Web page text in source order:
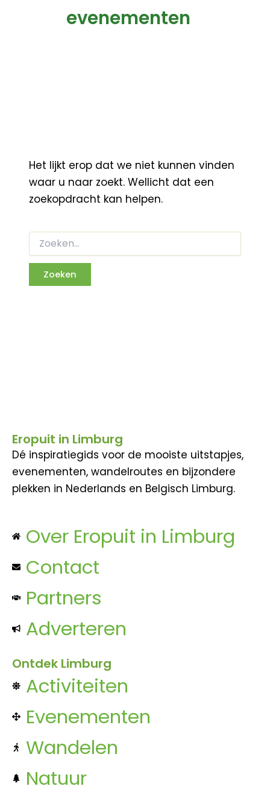
evenementen
Het lijkt erop dat we niet kunnen vinden
waar u naar zoekt. Wellicht dat een
zoekopdracht kan helpen.
Eropuit in Limburg
Dé inspiratiegids voor de mooiste uitstapjes,
evenementen, wandelroutes en bijzondere
plekken in Nederlands en Belgisch Limburg.
Over Eropuit in Limburg
Contact
Partners
Adverteren
Ontdek Limburg
Activiteiten
Evenementen
Wandelen
Natuur